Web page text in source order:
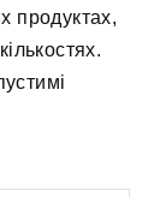
продуктах,